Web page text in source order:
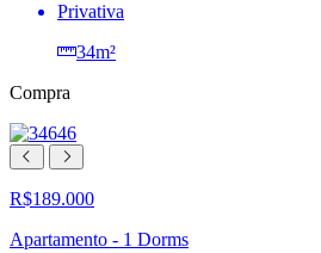
Privativa
34m²
Compra
R$189.000
Apartamento - 1 Dorms